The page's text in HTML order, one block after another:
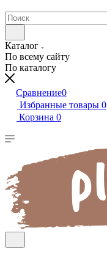
Каталог
По всему сайту
По каталогу
Сравнение0
Избранные товары 0
Корзина 0